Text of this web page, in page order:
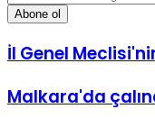
Posta
adresinizi
giriniz
İl Genel
Malkara'da